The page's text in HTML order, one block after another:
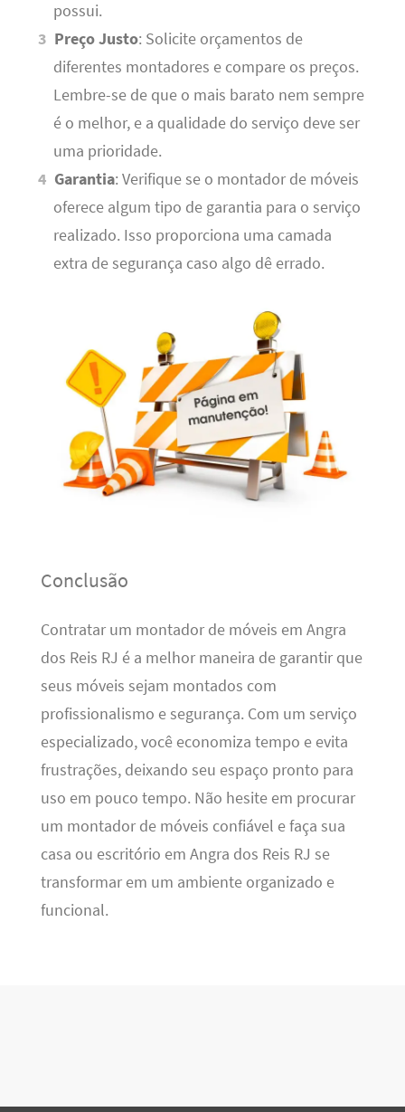
possui.
Preço Justo: Solicite orçamentos de
diferentes montadores e compare os preços.
Lembre-se de que o mais barato nem sempre
é o melhor, e a qualidade do serviço deve ser
uma prioridade.
Garantia: Verifique se o montador de móveis
oferece algum tipo de garantia para o serviço
realizado. Isso proporciona uma camada
extra de segurança caso algo dê errado.
Conclusão
Contratar um montador de móveis em Angra
dos Reis RJ é a melhor maneira de garantir que
seus móveis sejam montados com
profissionalismo e segurança. Com um serviço
especializado, você economiza tempo e evita
frustrações, deixando seu espaço pronto para
uso em pouco tempo. Não hesite em procurar
um montador de móveis confiável e faça sua
casa ou escritório em Angra dos Reis RJ se
transformar em um ambiente organizado e
funcional.